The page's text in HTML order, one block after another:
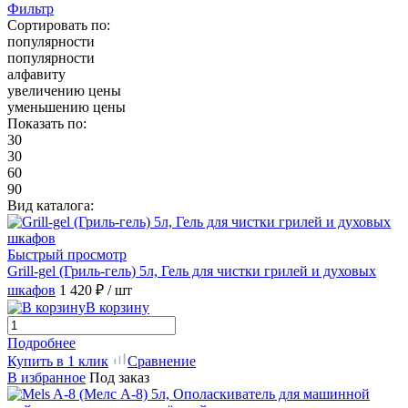
Фильтр
Сортировать по:
популярности
популярности
алфавиту
увеличению цены
уменьшению цены
Показать по:
30
30
60
90
Вид каталога:
Быстрый просмотр
Grill-gel (Гриль-гель) 5л, Гель для чистки грилей и духовых
шкафов 1 420 ₽ / шт
В корзину
Подробнее
Купить в 1 клик
Сравнение
В избранное Под заказ